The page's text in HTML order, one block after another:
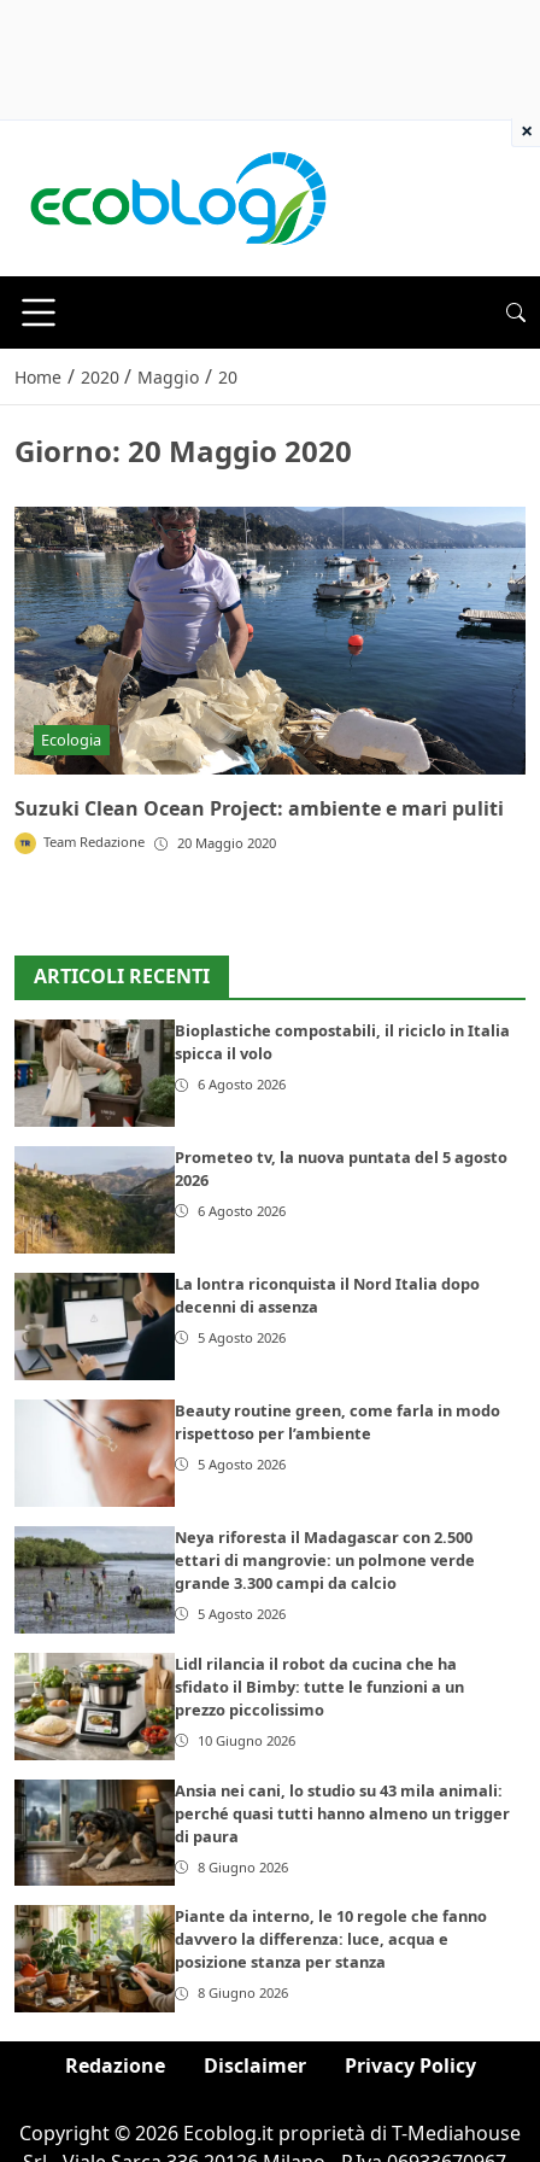
Home / 2020 / Maggio / 20
Giorno: 20 Maggio 2020
Ecologia
Suzuki Clean Ocean Project: ambiente e mari puliti
Team Redazione 20 Maggio 2020
ARTICOLI RECENTI
Bioplastiche compostabili, il riciclo in Italia
spicca il volo
6 Agosto 2026
Prometeo tv, la nuova puntata del 5 agosto
2026
6 Agosto 2026
La lontra riconquista il Nord Italia dopo
decenni di assenza
5 Agosto 2026
Beauty routine green, come farla in modo
rispettoso per l’ambiente
5 Agosto 2026
Neya riforesta il Madagascar con 2.500
ettari di mangrovie: un polmone verde
grande 3.300 campi da calcio
5 Agosto 2026
Lidl rilancia il robot da cucina che ha
sfidato il Bimby: tutte le funzioni a un
prezzo piccolissimo
10 Giugno 2026
Ansia nei cani, lo studio su 43 mila animali:
perché quasi tutti hanno almeno un trigger
di paura
8 Giugno 2026
Piante da interno, le 10 regole che fanno
davvero la differenza: luce, acqua e
posizione stanza per stanza
8 Giugno 2026
Redazione Disclaimer Privacy Policy
Copyright © 2026 Ecoblog.it proprietà di T-Mediahouse
×